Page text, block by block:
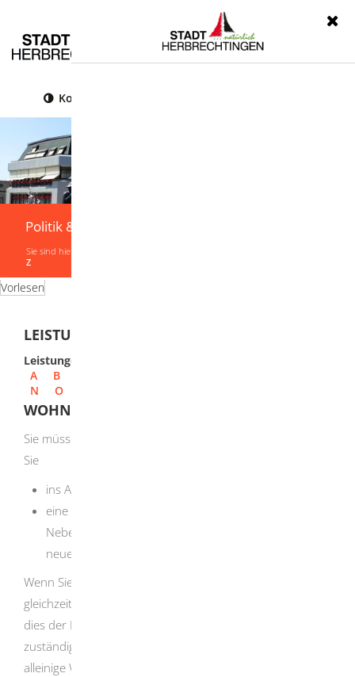
Kontrast
Politik & Verwaltung
Sie sind hier:
Z
Vorlesen
LEISTUNGEN VON A-Z
Leistungen
A
B
N
O
WOHNSITZ ABMELDEN
Sie müssen sich bei der Meldebehörde abmelden, wenn
Sie
ins Ausland umziehen oder
eine Ihrer Wohnungen (zum Beispiel eine
Nebenwohnung) aufgeben, ohne gleichzeitig eine
neue Wohnung zu beziehen.
Wenn Sie Ihre Nebenwohnung aufgeben, ohne
gleichzeitig eine neue Wohnung zu beziehen, müssen Sie
dies der Meldebehörde, die für die Nebenwohnung
zuständig ist, oder der Meldebehörde , die für die
alleinige Wohnung oder die Hauptwohnung zuständig ist,